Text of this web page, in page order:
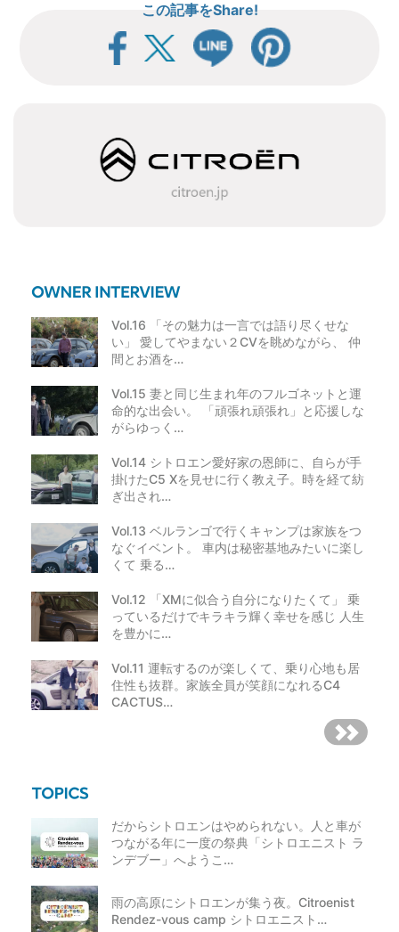
この記事をShare!
Vol.16 「その魅力は一言では語り尽くせな
い」 愛してやまない２CVを眺めながら、 仲
間とお酒を…
Vol.15 妻と同じ生まれ年のフルゴネットと運
命的な出会い。 「頑張れ頑張れ」と応援しな
がらゆっく…
Vol.14 シトロエン愛好家の恩師に、自らが手
掛けたC5 Xを見せに行く教え子。時を経て紡
ぎ出され…
Vol.13 ベルランゴで行くキャンプは家族をつ
なぐイベント。 車内は秘密基地みたいに楽し
くて 乗る…
Vol.12 「XMに似合う自分になりたくて」 乗
っているだけでキラキラ輝く幸せを感じ 人生
を豊かに…
Vol.11 運転するのが楽しくて、乗り心地も居
住性も抜群。家族全員が笑顔になれるC4
CACTUS…
だからシトロエンはやめられない。人と車が
つながる年に一度の祭典「シトロエニスト ラ
ンデブー」へようこ…
雨の高原にシトロエンが集う夜。Citroenist
Rendez-vous camp シトロエニスト…